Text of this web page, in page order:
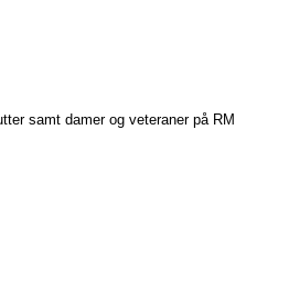
samt damer og veteraner på RM